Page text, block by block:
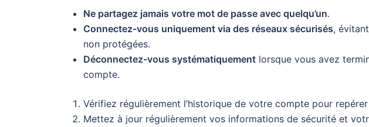
Ne partagez jamais votre mot de passe avec quelqu’un.
Connectez-vous uniquement via des réseaux sécurisés,
non protégées.
Déconnectez-vous systématiquement lorsque vous avez
compte.
Vérifiez régulièrement l’historique de votre compte pour
Mettez à jour régulièrement vos informations de sécurité et